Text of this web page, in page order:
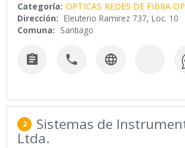
Categoría: OPTICAS REDES DE FIBRA
Dirección: Eleuterio Ramirez 737, Loc. 10
Comuna: Santiago
  
2 Sistemas de
Ltda.